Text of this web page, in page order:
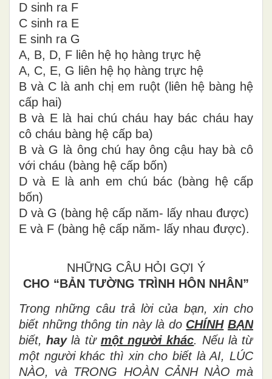
D sinh ra F
C sinh ra E
E sinh ra G
A, B, D, F liên hệ họ hàng trực hệ
A, C, E, G liên hệ họ hàng trực hệ
B và C là anh chị em ruột (liên hệ bàng hệ
cấp hai)
B và E là hai chú cháu hay bác cháu hay
cô cháu bàng hệ cấp ba)
B và G là ông chú hay ông cậu hay bà cô
với cháu (bàng hệ cấp bốn)
D và E là anh em chú bác (bàng hệ cấp
bốn)
D và G (bàng hệ cấp năm- lấy nhau được)
E và F (bàng hệ cấp năm- lấy nhau được).
NHỮNG CÂU HỎI GỢI Ý
CHO “BẢN TƯỜNG TRÌNH HÔN NHÂN”
Trong những câu trả lời của bạn, xin cho
biết những thông tin này là do CHÍNH BẠN
biết,haylà từ một người khác. Nếu là từ
một người khác thì xin cho biết là AI, LÚC
NÀO, và TRONG HOÀN CẢNH NÀO mà